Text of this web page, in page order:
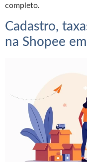
completo.
Cadastro,
na Shopee